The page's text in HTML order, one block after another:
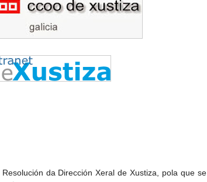
da Dirección Xeral de Xustiza, pola que se